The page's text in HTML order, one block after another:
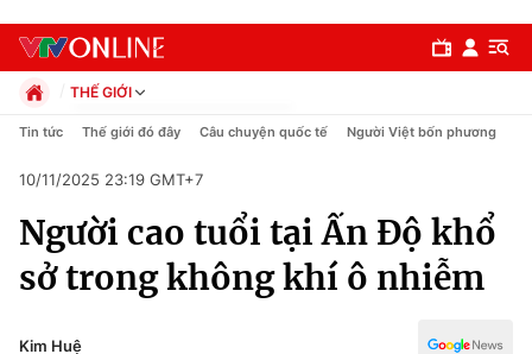
Chuyên mục
Chính trị
THẾ GIỚI
Chính trị
Pháp luật
Kinh tế
Thể thao
Truyền hình
Y tế
Tin tức Thế giới đó đây Câu chuyện quốc tế Người Việt bốn phương
10/11/2025 23:19 GMT+7
Người cao tuổi tại Ấn Độ khổ
sở trong không khí ô nhiễm
Kim Huệ